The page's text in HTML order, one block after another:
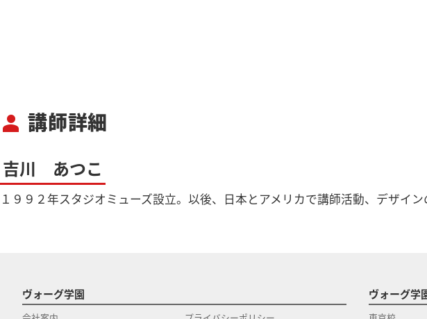
person 講師詳細
吉川 あつこ
１９９２年スタジオミューズ設立。以後、日本とアメリカで講師活動、デザイ
ヴォーグ学園 ヴォーグ学